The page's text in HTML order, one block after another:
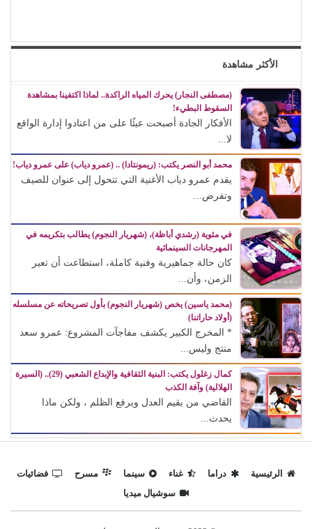
الأكثر مشاهدة
(مصطفى النجار) يحرك المياه الراكدة.. لماذا اكتفينا بمشاهدة
السقوط البطيء!
الأفكار الجادة أصبحت عبئًا على من اعتادوا إدارة الواقع
لا...
محمد أبو النصر يكتب: (ريمونتادا) .. (عمرو دياب) على عمرو دياب!
يقدم عمرو دياب الأغنية التي تتحول إلى عنوان للصيف
وتفرض...
في مئوية (رشدي أباظة)، (شهريار النجوم) يطالب بتكريمه في
المهرجانات السينمائية
كان حالة جماهيرية وفنية كاملة، استطاعت أن تعبر
الزمن، وأن...
(محمد ياسين) يخص (شهريار النجوم) بأول تصريحاته عن مسلسله
(أولاد حاراتنا)
* المخرج الكبير يكشف مفاجآت المشروع: عمرو سعد
منتج وليس...
كمال زغلول يكتب: البنية الثقافية والإبداع الشعبي (29).. (السيرة
الهلالية) وآفة الكذب
القاضي من يقيم العدل ويرفع الظلم ، ولكن ماذا
يحدث...
الرئيسية دراما غناء سينما مسرح
فضائيات
سوشيال ميديا